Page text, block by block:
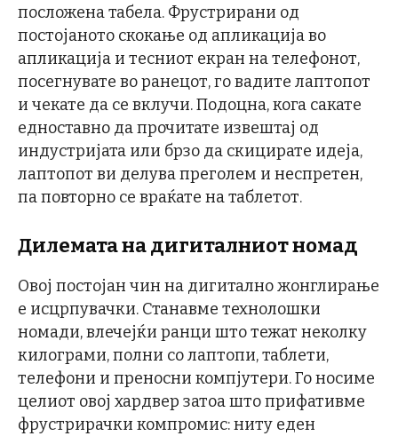
посложена табела. Фрустрирани од
постојаното скокање од апликација во
апликација и тесниот екран на телефонот,
посегнувате во ранецот, го вадите лаптопот
и чекате да се вклучи. Подоцна, кога сакате
едноставно да прочитате извештај од
индустријата или брзо да скицирате идеја,
лаптопот ви делува преголем и неспретен,
па повторно се враќате на таблетот.
Дилемата на дигиталниот номад
Овој постојан чин на дигитално жонглирање
е исцрпувачки. Станавме технолошки
номади, влечејќи ранци што тежат неколку
килограми, полни со лаптопи, таблети,
телефони и преносни компјутери. Го носиме
целиот овој хардвер затоа што прифативме
фрустрирачки компромис: ниту еден